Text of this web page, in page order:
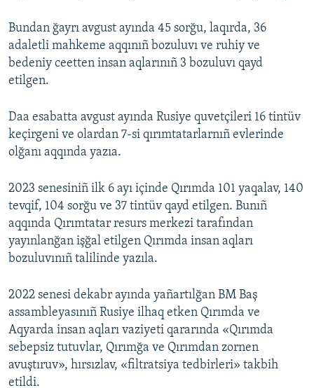
Bundan ğayrı avgust ayında 45 sorğu, laqırda, 36
adaletli mahkeme aqqınıñ bozuluvı ve ruhiy ve
bedeniy ceetten insan aqlarınıñ 3 bozuluvı qayd
etilgen.
Daa esabatta avgust ayında Rusiye quvetçileri 16 tintüv
keçirgeni ve olardan 7-si qırımtatarlarnıñ evlerinde
olğanı aqqında yazıa.
2023 senesiniñ ilk 6 ayı içinde Qırımda 101 yaqalav, 140
tevqif, 104 sorğu ve 37 tintüv qayd etilgen. Bunıñ
aqqında Qırımtatar resurs merkezi tarafından
yayınlanğan işğal etilgen Qırımda insan aqları
bozuluvınıñ talilinde yazıla.
2022 senesi dekabr ayında yañartılğan BM Baş
assambleyasınıñ Rusiye ilhaq etken Qırımda ve
Aqyarda insan aqları vaziyeti qararında «Qırımda
sebepsiz tutuvlar, Qırımğa ve Qırımdan zornen
avuştıruv», hırsızlav, «filtratsiya tedbirleri» takbih
etildi.